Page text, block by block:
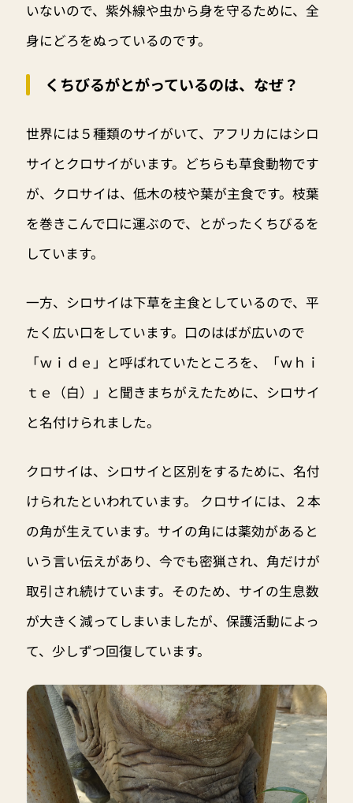
いないので、紫外線や虫から身を守るために、全
身にどろをぬっているのです。
くちびるがとがっているのは、なぜ？
世界には５種類のサイがいて、アフリカにはシロ
サイとクロサイがいます。どちらも草食動物です
が、クロサイは、低木の枝や葉が主食です。枝葉
を巻きこんで口に運ぶので、とがったくちびるを
しています。
一方、シロサイは下草を主食としているので、平
たく広い口をしています。口のはばが広いので
「ｗｉｄｅ」と呼ばれていたところを、「ｗｈｉ
ｔｅ（白）」と聞きまちがえたために、シロサイ
と名付けられました。
クロサイは、シロサイと区別をするために、名付
けられたといわれています。 クロサイには、２本
の角が生えています。サイの角には薬効があると
いう言い伝えがあり、今でも密猟され、角だけが
取引され続けています。そのため、サイの生息数
が大きく減ってしまいましたが、保護活動によっ
て、少しずつ回復しています。